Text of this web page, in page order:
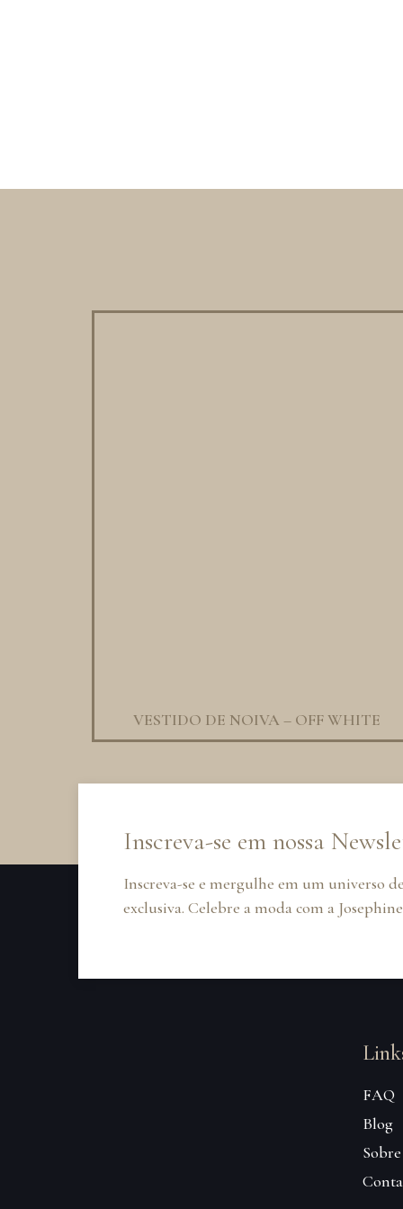
VESTIDO DE NOIVA – OFF WHITE
Inscreva-se em nossa
Inscreva-se e mergulhe em um universo
exclusiva. Celebre a moda com a
FAQ
Blog
Sobre